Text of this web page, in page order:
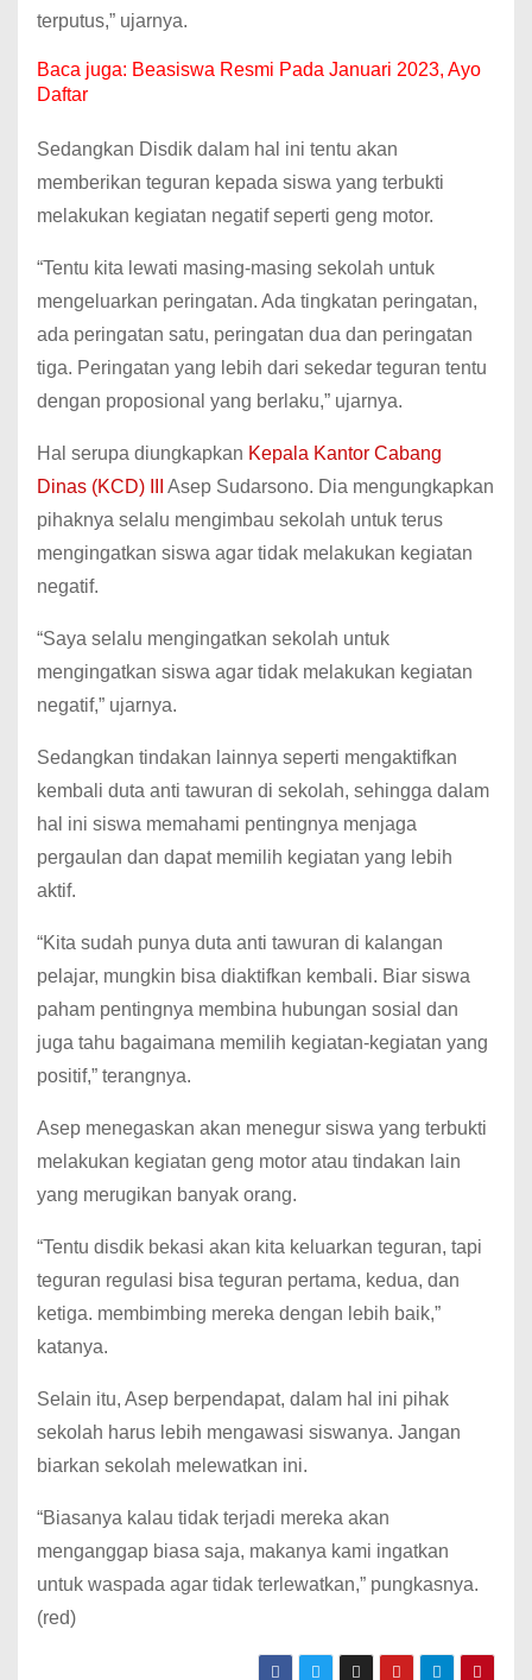
terputus,” ujarnya.
Baca juga: Beasiswa Resmi Pada Januari 2023, Ayo
Daftar
Sedangkan Disdik dalam hal ini tentu akan
memberikan teguran kepada siswa yang terbukti
melakukan kegiatan negatif seperti geng motor.
“Tentu kita lewati masing-masing sekolah untuk
mengeluarkan peringatan. Ada tingkatan peringatan,
ada peringatan satu, peringatan dua dan peringatan
tiga. Peringatan yang lebih dari sekedar teguran tentu
dengan proposional yang berlaku,” ujarnya.
Hal serupa diungkapkan Kepala Kantor Cabang
Dinas (KCD) III
Asep Sudarsono. Dia mengungkapkan
pihaknya selalu mengimbau sekolah untuk terus
mengingatkan siswa agar tidak melakukan kegiatan
negatif.
“Saya selalu mengingatkan sekolah untuk
mengingatkan siswa agar tidak melakukan kegiatan
negatif,” ujarnya.
Sedangkan tindakan lainnya seperti mengaktifkan
kembali duta anti tawuran di sekolah, sehingga dalam
hal ini siswa memahami pentingnya menjaga
pergaulan dan dapat memilih kegiatan yang lebih
aktif.
“Kita sudah punya duta anti tawuran di kalangan
pelajar, mungkin bisa diaktifkan kembali. Biar siswa
paham pentingnya membina hubungan sosial dan
juga tahu bagaimana memilih kegiatan-kegiatan yang
positif,” terangnya.
Asep menegaskan akan menegur siswa yang terbukti
melakukan kegiatan geng motor atau tindakan lain
yang merugikan banyak orang.
“Tentu disdik bekasi akan kita keluarkan teguran, tapi
teguran regulasi bisa teguran pertama, kedua, dan
ketiga. membimbing mereka dengan lebih baik,”
katanya.
Selain itu, Asep berpendapat, dalam hal ini pihak
sekolah harus lebih mengawasi siswanya. Jangan
biarkan sekolah melewatkan ini.
“Biasanya kalau tidak terjadi mereka akan
menganggap biasa saja, makanya kami ingatkan
untuk waspada agar tidak terlewatkan,” pungkasnya.
(red)